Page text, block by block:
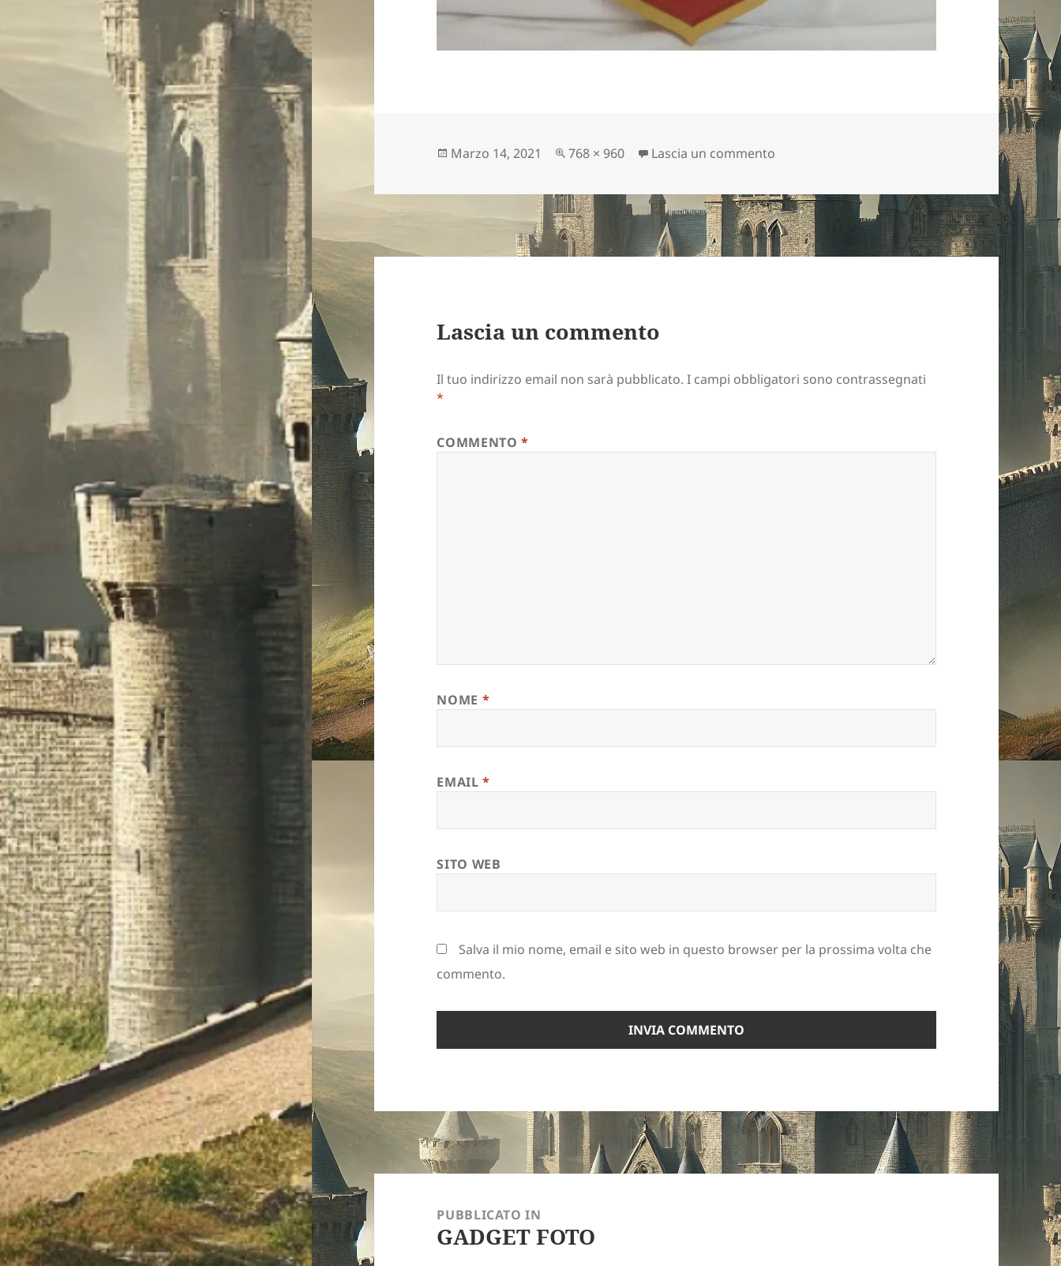
Scritto
Marzo 14, 2021
Dimensione
768 × 960 Lascia un commento su
Lascia un commento
Il tuo indirizzo email non sarà pubblicato. I campi obbligatori sono contrassegnati
*
COMMENTO*
NOME *
EMAIL*
SITO WEB
Salva il mio nome, email e sito web in questo browser per la prossima volta che
commento.
PUBBLICATO IN
GADGET FOTO